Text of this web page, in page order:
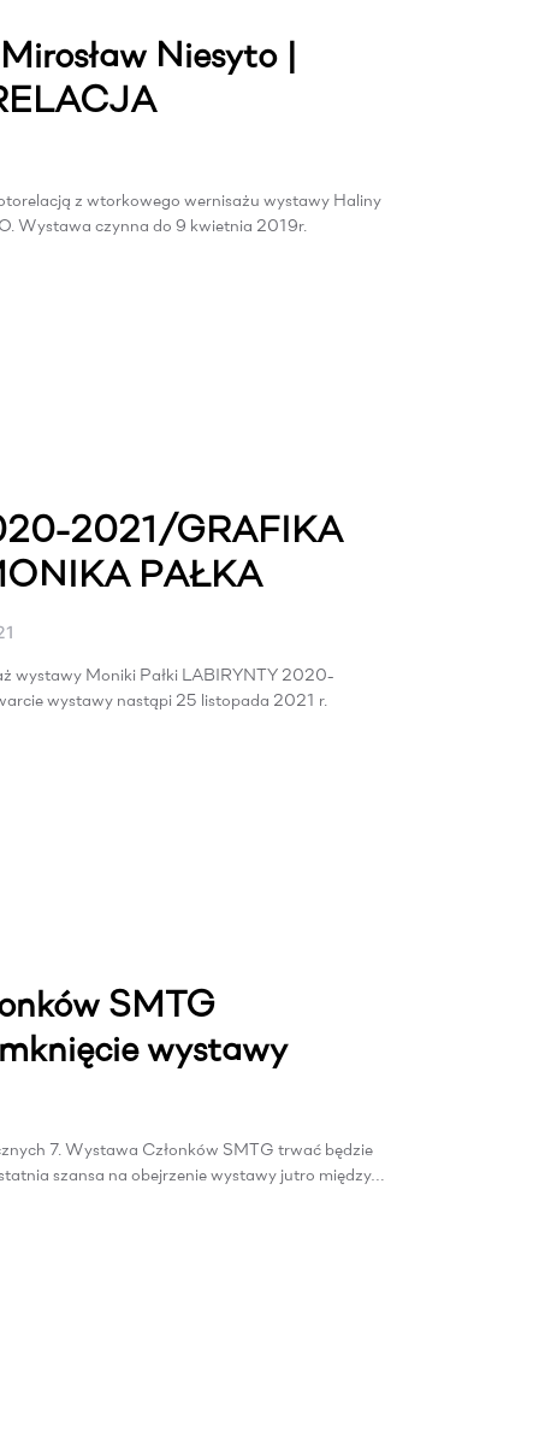
Niesyto |
z wtorkowego wernisażu wystawy Haliny
Wystawa czynna do 9 kwietnia 2019r.
2021/GRAFIKA
PAŁKA
wystawy Moniki Pałki LABIRYNTY 2020-
wystawy nastąpi 25 listopada 2021 r.
SMTG
wystawy
7. Wystawa Członków SMTG trwać będzie
szansa na obejrzenie wystawy jutro między…